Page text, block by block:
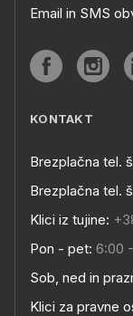
Email in SMS
KONTAKT
Brezplačna tel.
Brezplačna tel.
Klici iz tujine:
Pon - pet: 6:00
Sob, ned in
Klici za pravne